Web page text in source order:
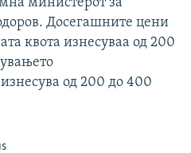
министерот за
Досегашните цени
квота изнесуваа од 200
од 200 до 400